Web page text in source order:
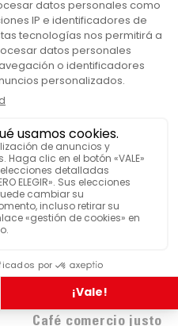
Malongo
Clásico
Bolsa
Café ecológico
Café comercio justo